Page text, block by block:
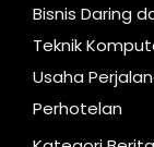
Bisnis Daring
Teknik
Usaha
Perhotelan